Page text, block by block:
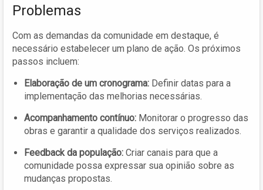
Problemas
Com as demandas da comunidade em destaque, é
necessário estabelecer um plano de ação. Os próximos
passos incluem:
Elaboração de um cronograma: Definir datas para a
implementação das melhorias necessárias.
Acompanhamento contínuo: Monitorar o progresso das
obras e garantir a qualidade dos serviços realizados.
Feedback da população: Criar canais para que a
comunidade possa expressar sua opinião sobre as
mudanças propostas.